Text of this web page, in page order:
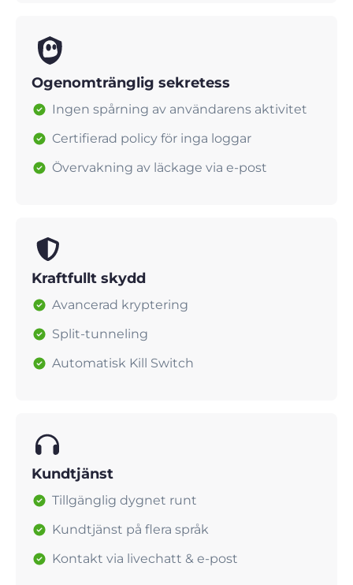
Ogenomtränglig sekretess
Ingen spårning av användarens aktivitet
Certifierad policy för inga loggar
Övervakning av läckage via e-post
Kraftfullt skydd
Avancerad kryptering
Split-tunneling
Automatisk Kill Switch
Kundtjänst
Tillgänglig dygnet runt
Kundtjänst på flera språk
Kontakt via livechatt & e-post